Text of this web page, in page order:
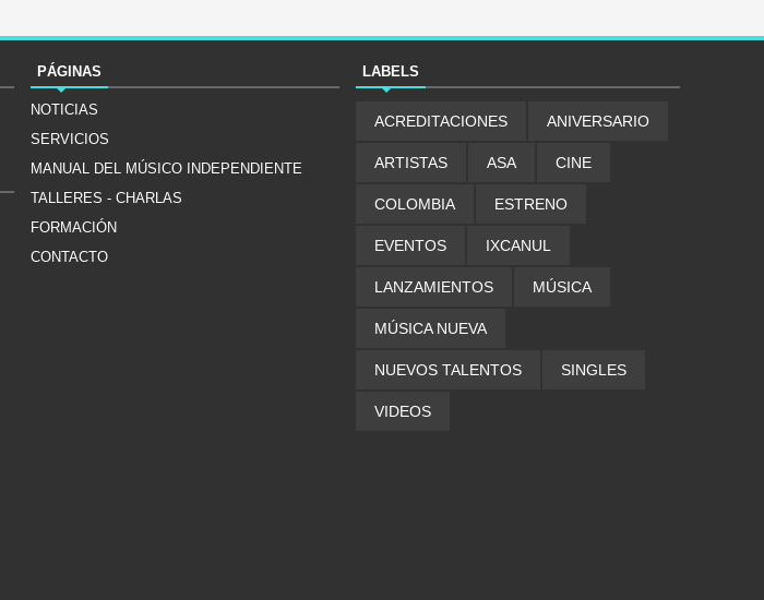
PÁGINAS
NOTICIAS
SERVICIOS
MANUAL DEL MÚSICO INDEPENDIENTE
TALLERES - CHARLAS
FORMACIÓN
CONTACTO
LABELS
ACREDITACIONES ANIVERSARIO
ARTISTAS ASA CINE
COLOMBIA ESTRENO
EVENTOS IXCANUL
LANZAMIENTOS MÚSICA
MÚSICA NUEVA
NUEVOS TALENTOS SINGLES
VIDEOS